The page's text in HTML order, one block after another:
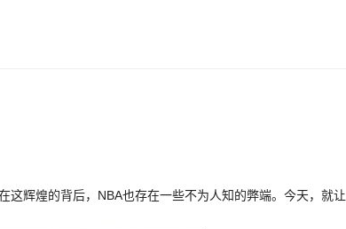
辉煌的背后，NBA也存在一些不为人知的弊端。今天，就让